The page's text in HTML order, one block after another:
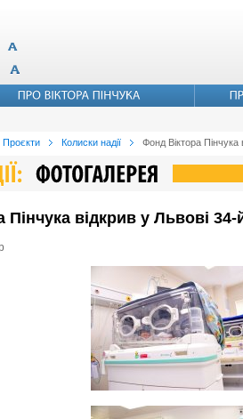
Проєкти Колиски надії Фонд Віктора
Пінчука відкрив у Львові